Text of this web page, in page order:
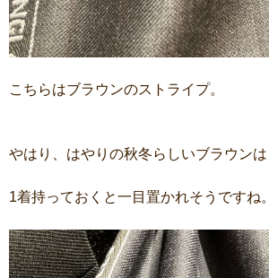
こちらはブラウンのストライプ。
やはり、はやりの秋冬らしいブラウンは
1着持っておくと一目置かれそうですね。